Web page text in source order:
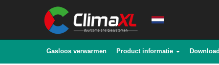
Gasloos verwarmen Product informatie